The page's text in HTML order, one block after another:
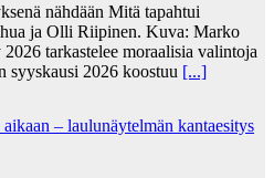
nähdään Mitä tapahtui
ja Olli Riipinen. Kuva: Marko
tarkastelee moraalisia valintoja
syyskausi 2026 koostuu [...]
– laulunäytelmän kantaesitys